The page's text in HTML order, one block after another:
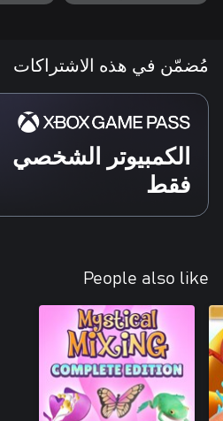
مُضمّن في هذه الاشتراكات
الكمبيوتر الشخصي
فقط
People also like